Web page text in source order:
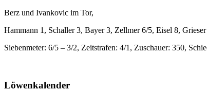
Berz und Ivankovic im Tor,
Hammann 1, Schaller 3, Bayer 3, Zellmer 6/5, Eisel 8,
Siebenmeter: 6/5 – 3/2, Zeitstrafen: 4/1, Zuschauer: 350,
Löwenkalender